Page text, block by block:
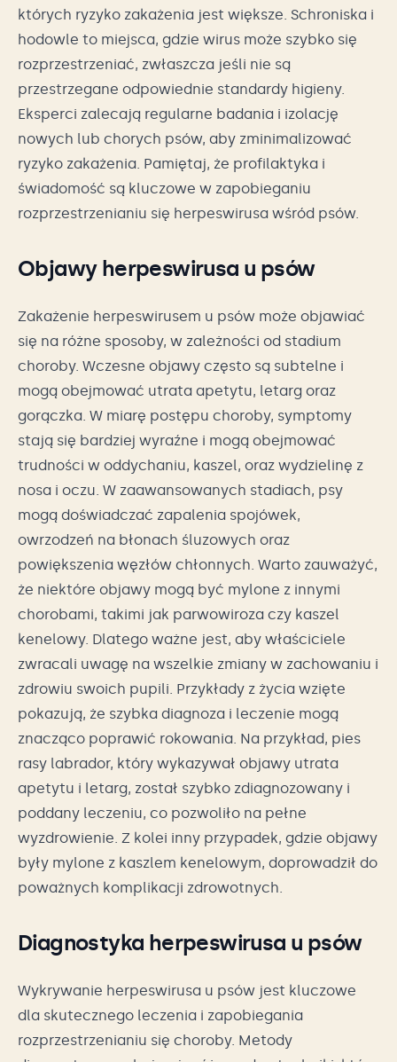
których ryzyko zakażenia jest większe. Schroniska i
hodowle to miejsca, gdzie wirus może szybko się
rozprzestrzeniać, zwłaszcza jeśli nie są
przestrzegane odpowiednie standardy higieny.
Eksperci zalecają regularne badania i izolację
nowych lub chorych psów, aby zminimalizować
ryzyko zakażenia. Pamiętaj, że profilaktyka i
świadomość są kluczowe w zapobieganiu
rozprzestrzenianiu się herpeswirusa wśród psów.
Objawy herpeswirusa u psów
Zakażenie herpeswirusem u psów może objawiać
się na różne sposoby, w zależności od stadium
choroby. Wczesne objawy często są subtelne i
mogą obejmować utrata apetytu, letarg oraz
gorączka. W miarę postępu choroby, symptomy
stają się bardziej wyraźne i mogą obejmować
trudności w oddychaniu, kaszel, oraz wydzielinę z
nosa i oczu. W zaawansowanych stadiach, psy
mogą doświadczać zapalenia spojówek,
owrzodzeń na błonach śluzowych oraz
powiększenia węzłów chłonnych. Warto zauważyć,
że niektóre objawy mogą być mylone z innymi
chorobami, takimi jak parwowiroza czy kaszel
kenelowy. Dlatego ważne jest, aby właściciele
zwracali uwagę na wszelkie zmiany w zachowaniu i
zdrowiu swoich pupili. Przykłady z życia wzięte
pokazują, że szybka diagnoza i leczenie mogą
znacząco poprawić rokowania. Na przykład, pies
rasy labrador, który wykazywał objawy utrata
apetytu i letarg, został szybko zdiagnozowany i
poddany leczeniu, co pozwoliło na pełne
wyzdrowienie. Z kolei inny przypadek, gdzie objawy
były mylone z kaszlem kenelowym, doprowadził do
poważnych komplikacji zdrowotnych.
Diagnostyka herpeswirusa u psów
Wykrywanie herpeswirusa u psów jest kluczowe
dla skutecznego leczenia i zapobiegania
rozprzestrzenianiu się choroby. Metody